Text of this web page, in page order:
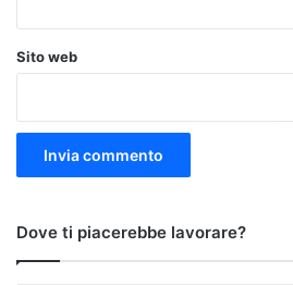
Sito web
Dove ti piacerebbe lavorare?